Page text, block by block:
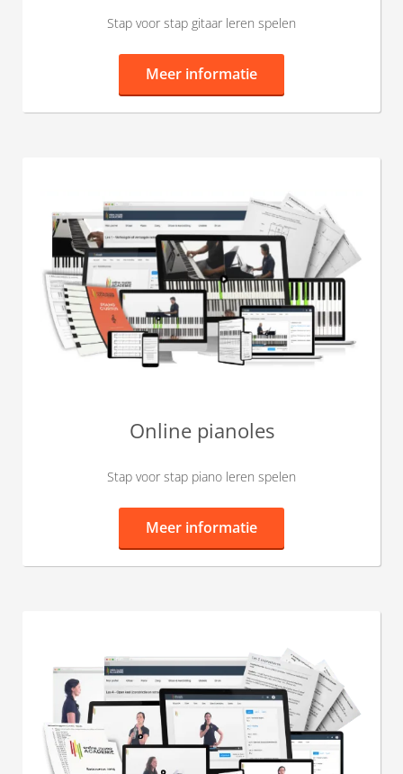
Stap voor stap gitaar leren spelen
Meer informatie
Online pianoles
Stap voor stap piano leren spelen
Meer informatie